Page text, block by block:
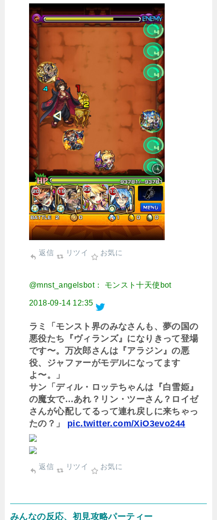
返信 リツイ お気に
@mnst_angelsbot： モンスト十天使bot
2018-09-14 12:35
ラミ「モンスト界のみなさんも、夢の国の
悪役たち『ヴィランズ』になりきって登場
です〜。万次郎さんは『アラジン』の悪
役、ジャファーがモデルになってます
よ〜。」
サン「ディル・ロッテちゃんは『白雪姫』
の魔女で…あれ？リン・ツーさん？ロイゼ
さんが心配してるって連れ戻しに来ちゃっ
たの？」 pic.twitter.com/XiO3evo244
返信 リツイ お気に
みんなの反応、初見攻略パーティー